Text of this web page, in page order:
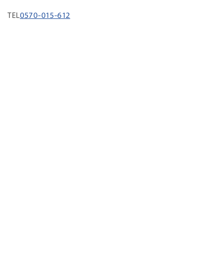
TEL0570-015-612